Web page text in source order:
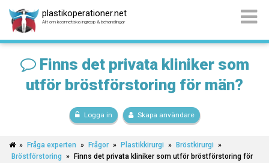
plastikoperationer.net
Allt om kosmetiska ingrepp & behandlingar
Finns det privata kliniker som
utför bröstförstoring för män?
Logga in Skapa användare
» Fråga experten » Frågor » Plastikkirurgi » Bröstkirurgi »
Bröstförstoring »
Finns det privata kliniker som utför bröstförstoring för